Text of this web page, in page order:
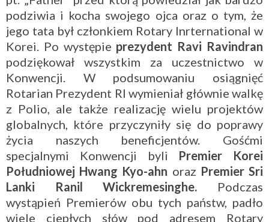
podziwia i kocha swojego ojca oraz o tym, że
jego tata był członkiem Rotary Inrternational w
Korei. Po występie prezydent Ravi Ravindran
podziękował wszystkim za uczestnictwo w
Konwencji. W podsumowaniu osiągnięć
Rotarian Prezydent RI wymieniał głównie walkę
z Polio, ale także realizację wielu projektów
globalnych, które przyczyniły się do poprawy
życia naszych beneficjentów. Gośćmi
specjalnymi Konwencji byli Premier Korei
Południowej Hwang Kyo-ahn oraz Premier Sri
Lanki Ranil Wickremesinghe. Podczas
wystąpień Premierów obu tych państw, padło
wiele ciepłych słów pod adresem Rotary